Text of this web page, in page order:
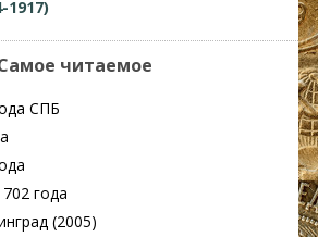
1917)
читаемое
СПБ
года
(2005)